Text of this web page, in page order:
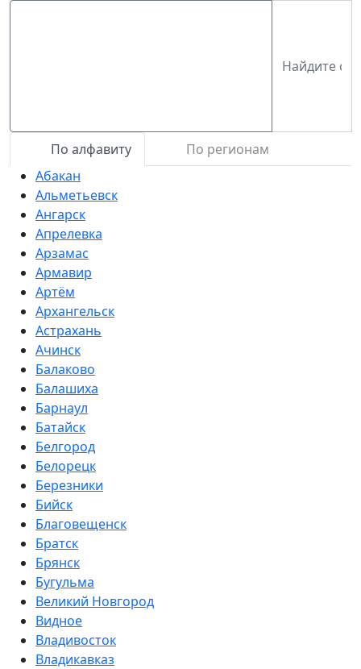
По алфавиту
По регионам
Абакан
Альметьевск
Ангарск
Апрелевка
Арзамас
Армавир
Артём
Архангельск
Астрахань
Ачинск
Балаково
Балашиха
Барнаул
Батайск
Белгород
Белорецк
Березники
Бийск
Благовещенск
Братск
Брянск
Бугульма
Великий Новгород
Видное
Владивосток
Владикавказ